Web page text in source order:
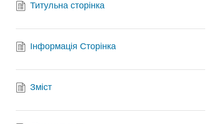
Титульна сторінка
Інформація Сторінка
Зміст